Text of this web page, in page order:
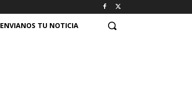
ENVIANOS TU NOTICIA